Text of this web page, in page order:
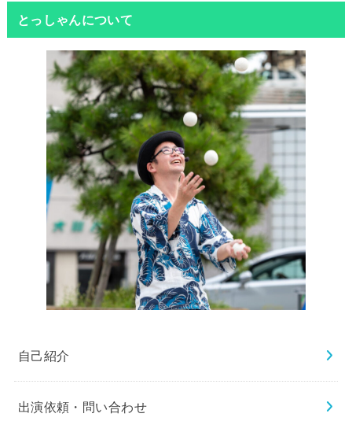
とっしゃんについて
自己紹介
出演依頼・問い合わせ